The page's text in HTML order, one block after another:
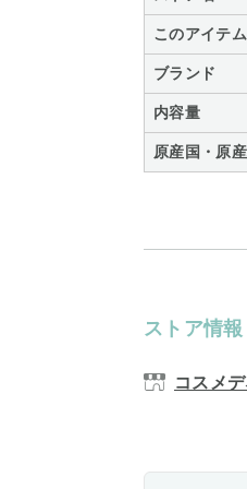
このアイテ
ブランド
内容量
原産国・原
ストア情報
コスメ